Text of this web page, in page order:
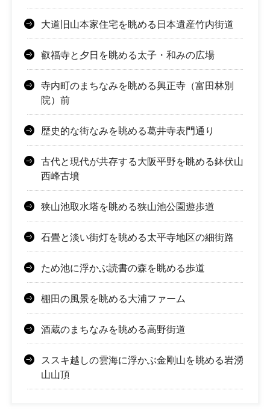
大道旧山本家住宅を眺める日本遺産竹内街道
叡福寺と夕日を眺める太子・和みの広場
寺内町のまちなみを眺める興正寺（富田林別
院）前
歴史的な街なみを眺める葛井寺表門通り
古代と現代が共存する大阪平野を眺める鉢伏山
西峰古墳
狭山池取水塔を眺める狭山池公園遊歩道
石畳と淡い街灯を眺める太平寺地区の細街路
ため池に浮かぶ読書の森を眺める歩道
棚田の風景を眺める大浦ファーム
酒蔵のまちなみを眺める高野街道
ススキ越しの雲海に浮かぶ金剛山を眺める岩湧
山山頂